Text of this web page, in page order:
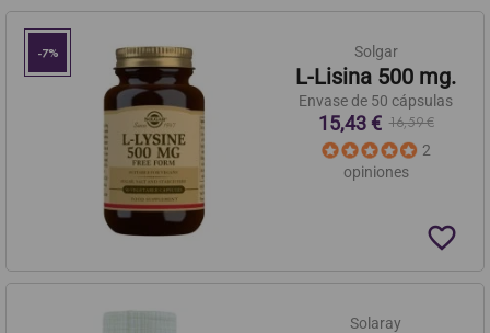
-7% Solgar
L-Lisina 500 mg.
Envase de 50 cápsulas
15,43 € 16,59 €
2
opiniones
favorite_border
Solaray